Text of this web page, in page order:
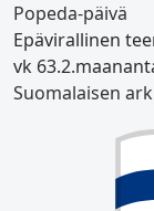
Popeda‑päivä
Epävirallinen
vk 63.2.
Suomalaisen